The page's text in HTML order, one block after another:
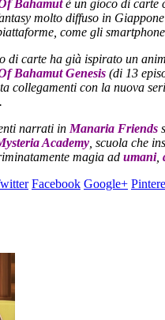
Bahamutè un gioco di carte
molto diffuso in
come gli
di carte ha già ispirato un
Bahamut Genesis (di 13
collegamenti con la nuova
.
narrati in Manaria Friends
Academy , scuola che
magia ad umani,
Facebook Google+